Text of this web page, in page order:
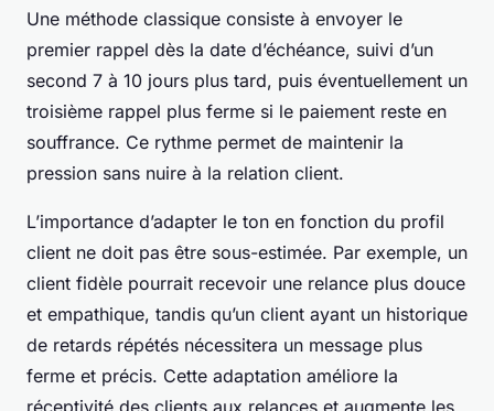
Une méthode classique consiste à envoyer le
premier rappel dès la date d’échéance, suivi d’un
second 7 à 10 jours plus tard, puis éventuellement un
troisième rappel plus ferme si le paiement reste en
souffrance. Ce rythme permet de maintenir la
pression sans nuire à la relation client.
L’importance d’adapter le ton en fonction du profil
client ne doit pas être sous-estimée. Par exemple, un
client fidèle pourrait recevoir une relance plus douce
et empathique, tandis qu’un client ayant un historique
de retards répétés nécessitera un message plus
ferme et précis. Cette adaptation améliore la
réceptivité des clients aux relances et augmente les